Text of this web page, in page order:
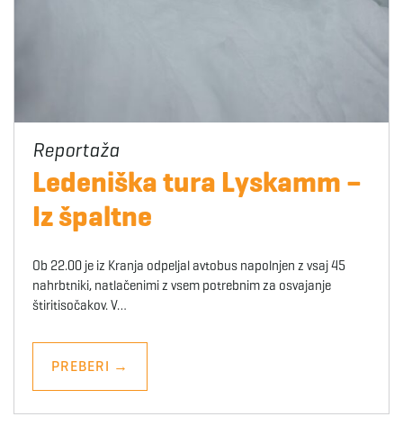
Ledeniška tura Lyskamm –
Iz špaltne
Ob 22.00 je iz Kranja odpeljal avtobus napolnjen z vsaj 45
nahrbtniki, natlačenimi z vsem potrebnim za osvajanje
štiritisočakov. V…
PREBERI →